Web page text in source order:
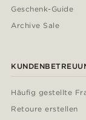
Geschenk-Guide
Archive Sale
Häufig gestellte
Retoure erstellen